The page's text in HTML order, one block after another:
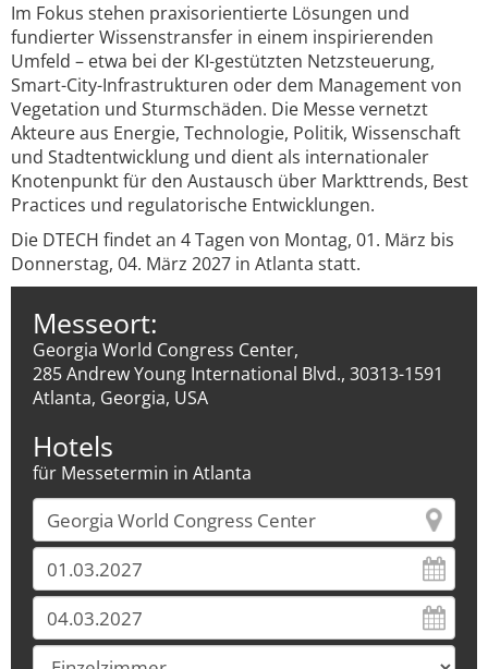
Im Fokus stehen praxisorientierte Lösungen und
fundierter Wissenstransfer in einem inspirierenden
Umfeld – etwa bei der KI-gestützten Netzsteuerung,
Smart-City-Infrastrukturen oder dem Management von
Vegetation und Sturmschäden. Die Messe vernetzt
Akteure aus Energie, Technologie, Politik, Wissenschaft
und Stadtentwicklung und dient als internationaler
Knotenpunkt für den Austausch über Markttrends, Best
Practices und regulatorische Entwicklungen.
Die DTECH findet an 4 Tagen von Montag, 01. März bis
Donnerstag, 04. März 2027 in Atlanta statt.
Messeort:
Georgia World Congress Center,
285 Andrew Young International Blvd., 30313-1591
Atlanta, Georgia, USA
Hotels
für Messetermin in Atlanta